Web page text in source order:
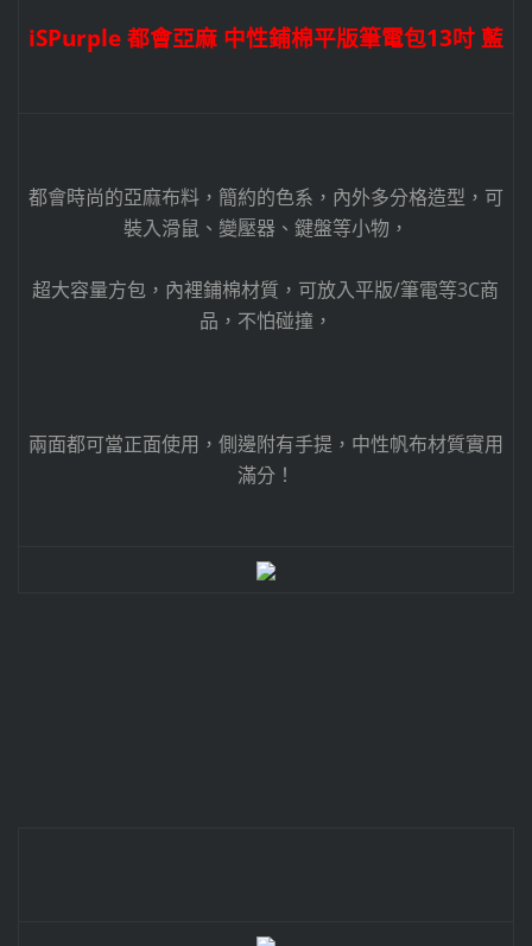
iSPurple 都會亞麻 中性鋪棉平版筆電包13吋 藍
都會時尚的亞麻布料，簡約的色系，內外多分格造型，可
裝入滑鼠、變壓器、鍵盤等小物，
超大容量方包，內裡鋪棉材質，可放入平版/筆電等3C商
品，不怕碰撞，
兩面都可當正面使用，側邊附有手提，中性帆布材質實用
滿分！